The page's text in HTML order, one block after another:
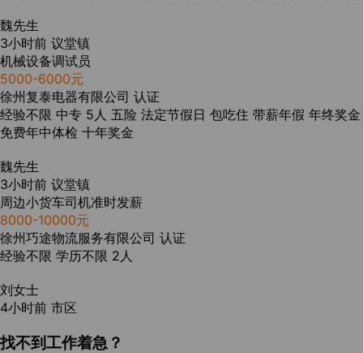
魏先生
3小时前 议堂镇
机械设备调试员
5000-6000元
徐州复泰电器有限公司 认证
经验不限 中专 5人 五险 法定节假日 包吃住 带薪年假 年终奖金
免费年中体检 十年奖金
魏先生
3小时前 议堂镇
周边小货车司机准时发薪
8000-10000元
徐州巧途物流服务有限公司 认证
经验不限 学历不限 2人
刘女士
4小时前 市区
找不到工作着急？